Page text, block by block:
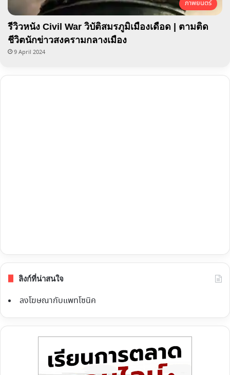
ภาพยนตร์
รีวิวหนัง Civil War วิบัติสมรภูมิเมืองเดือด | ตามติด
ชีวิตนักข่าวสงครามกลางเมือง
9 April 2024
ลิงก์ที่น่าสนใจ
ลงโฆษณากับแพทโซนิค